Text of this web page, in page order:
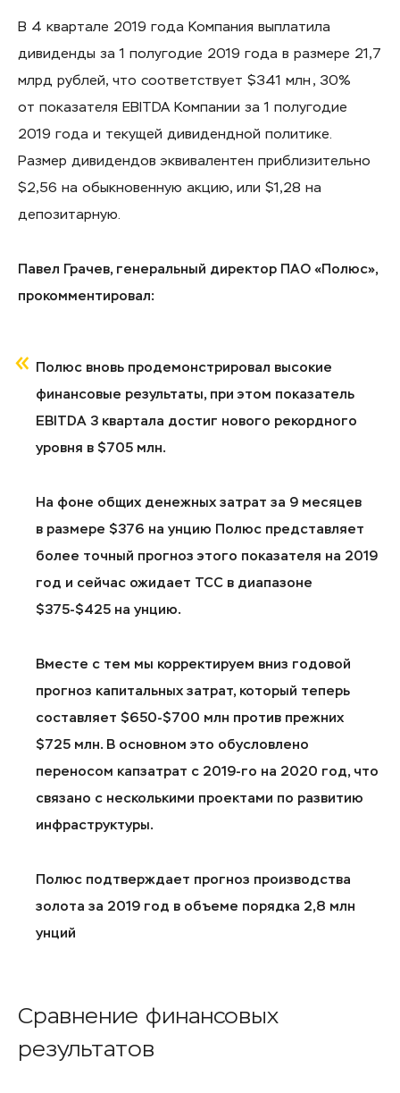
В 4 квартале 2019 года Компания выплатила
дивиденды за 1 полугодие 2019 года в размере 21,7
млрд рублей, что соответствует $341 млн , 30%
от показателя EBITDA Компании за 1 полугодие
2019 года и текущей дивидендной политике.
Размер дивидендов эквивалентен приблизительно
$2,56 на обыкновенную акцию, или $1,28 на
депозитарную.
Павел Грачев, генеральный директор ПАО «Полюс»,
прокомментировал:
Полюс вновь продемонстрировал высокие
финансовые результаты, при этом показатель
EBITDA 3 квартала достиг нового рекордного
уровня в $705 млн.
На фоне общих денежных затрат за 9 месяцев
в размере $376 на унцию Полюс представляет
более точный прогноз этого показателя на 2019
год и сейчас ожидает ТСС в диапазоне
$375-$425 на унцию.
Вместе с тем мы корректируем вниз годовой
прогноз капитальных затрат, который теперь
составляет $650-$700 млн против прежних
$725 млн. В основном это обусловлено
переносом капзатрат с 2019-го на 2020 год, что
связано с несколькими проектами по развитию
инфраструктуры.
Полюс подтверждает прогноз производства
золота за 2019 год в объеме порядка 2,8 млн
унций
Сравнение финансовых
результатов